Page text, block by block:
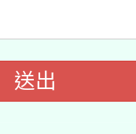
送出